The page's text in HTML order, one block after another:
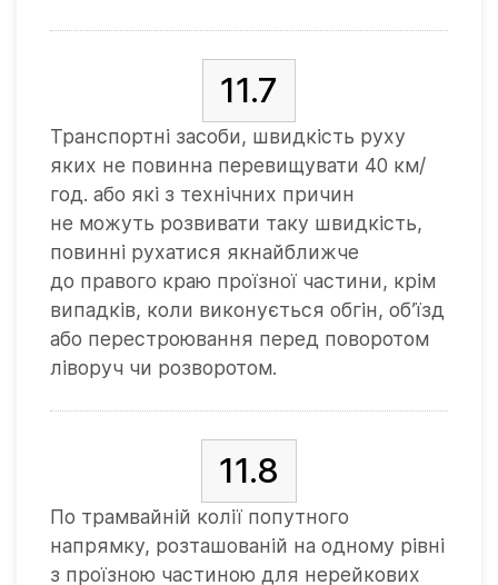
11.7
Транспортні засоби, швидкість руху
яких не повинна перевищувати 40 км/
год. або які з технічних причин
не можуть розвивати таку швидкість,
повинні рухатися якнайближче
до правого краю проїзної частини, крім
випадків, коли виконується обгін, об’їзд
або перестроювання перед поворотом
ліворуч чи розворотом.
11.8
По трамвайній колії попутного
напрямку, розташованій на одному рівні
з проїзною частиною для нерейкових